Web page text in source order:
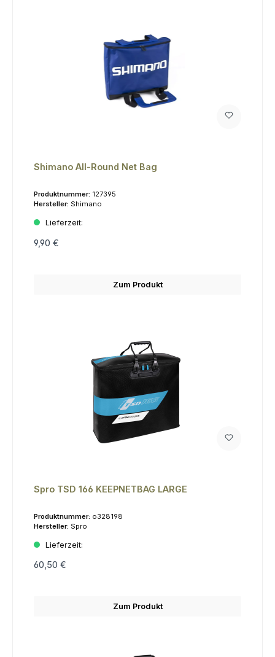
Shimano All-Round Net Bag
Produktnummer: 127395
Hersteller: Shimano
Lieferzeit:
9,90 €
Zum Produkt
Spro TSD 166 KEEPNETBAG LARGE
Produktnummer: o328198
Hersteller: Spro
Lieferzeit:
60,50 €
Zum Produkt